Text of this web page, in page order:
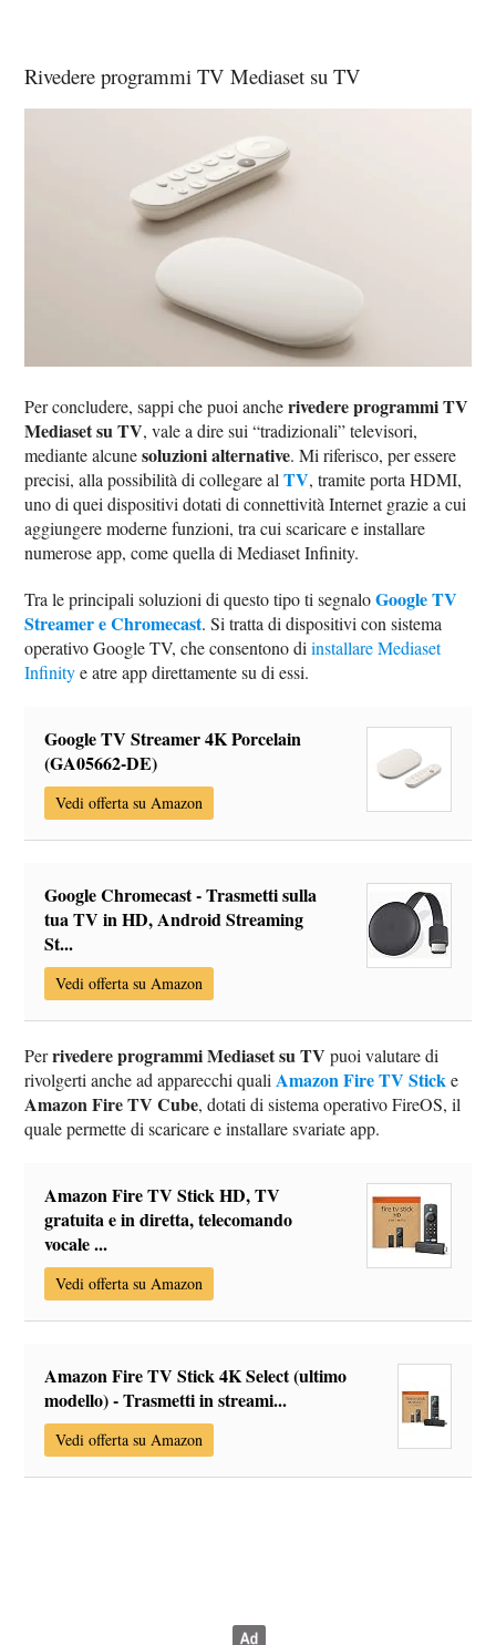
Rivedere programmi TV Mediaset su TV
Per concludere, sappi che puoi ancherivedere programmi TV
Mediaset su TV, vale a dire sui “tradizionali” televisori,
mediante alcunesoluzioni alternative. Mi riferisco, per essere
precisi, alla possibilità di collegare alTV, tramite porta HDMI,
uno di quei dispositivi dotati di connettività Internet grazie a cui
aggiungere moderne funzioni, tra cui scaricare e installare
numerose app, come quella di Mediaset Infinity.
Tra le principali soluzioni di questo tipo ti segnaloGoogle TV
Streamer e Chromecast. Si tratta di dispositivi con sistema
operativo Google TV, che consentono diinstallare Mediaset
Infinitye atre app direttamente su di essi.
Google TV Streamer 4K Porcelain
(GA05662-DE)
Vedi offerta su Amazon
Google Chromecast - Trasmetti sulla
tua TV in HD, Android Streaming
St...
Vedi offerta su Amazon
Perrivedere programmi Mediaset su TV puoi valutare di
rivolgerti anche ad apparecchi quali Amazon Fire TV Sticke
Amazon Fire TV Cube, dotati di sistema operativo FireOS, il
quale permette di scaricare e installare svariate app.
Amazon Fire TV Stick HD, TV
gratuita e in diretta, telecomando
vocale ...
Vedi offerta su Amazon
Amazon Fire TV Stick 4K Select (ultimo
modello) - Trasmetti in streami...
Vedi offerta su Amazon